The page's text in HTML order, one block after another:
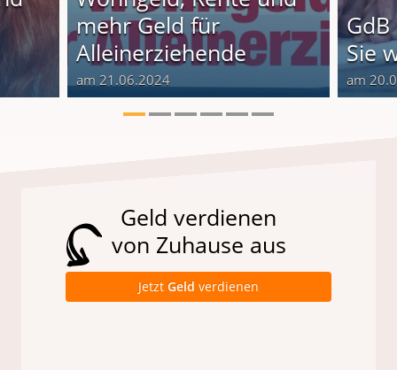
mehr Geld für
Alleinerziehende
am 21.06.2024
Sie
am
Geld verdienen
von Zuhause aus
Jetzt Geld verdienen